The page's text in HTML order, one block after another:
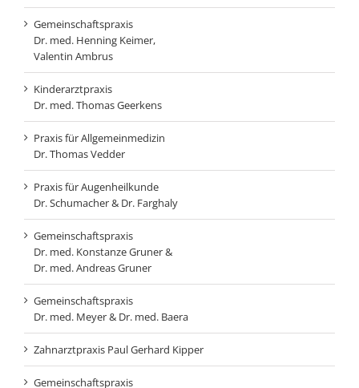
Gemeinschaftspraxis
Dr. med. Henning Keimer,
Valentin Ambrus
Kinderarztpraxis
Dr. med. Thomas Geerkens
Praxis für Allgemeinmedizin
Dr. Thomas Vedder
Praxis für Augenheilkunde
Dr. Schumacher & Dr. Farghaly
Gemeinschaftspraxis
Dr. med. Konstanze Gruner &
Dr. med. Andreas Gruner
Gemeinschaftspraxis
Dr. med. Meyer & Dr. med. Baera
Zahnarztpraxis Paul Gerhard Kipper
Gemeinschaftspraxis